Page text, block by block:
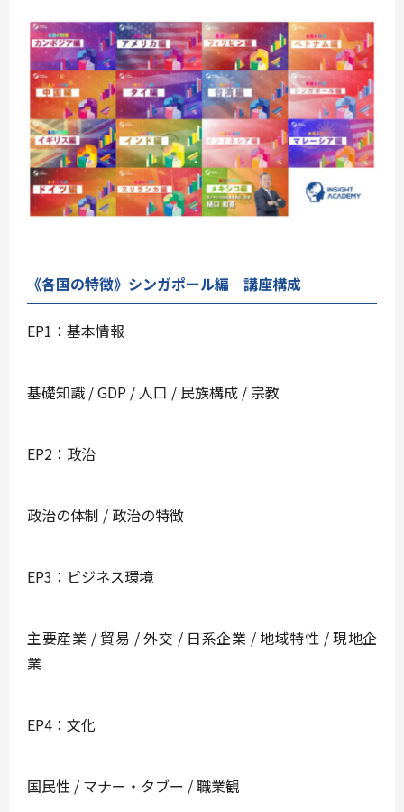
《各国の特徴》シンガポール編 講座構成
EP1：基本情報
基礎知識 / GDP / 人口 / 民族構成 / 宗教
EP2：政治
政治の体制 / 政治の特徴
EP3：ビジネス環境
主要産業 / 貿易 / 外交 / 日系企業 / 地域特性 / 現地企
業
EP4：文化
国民性 / マナー・タブー / 職業観